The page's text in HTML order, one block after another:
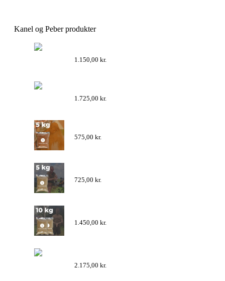
Kanel og Peber produkter
1.150,00 kr.
1.725,00 kr.
575,00 kr.
725,00 kr.
1.450,00 kr.
2.175,00 kr.